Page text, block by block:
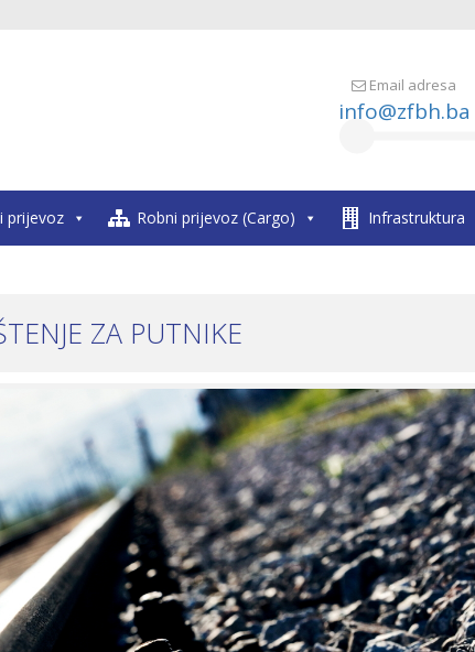
Email adresa
info@zfbh.ba
prijevoz Robni prijevoz (Cargo) Infrastruktura
ZA PUTNIKE